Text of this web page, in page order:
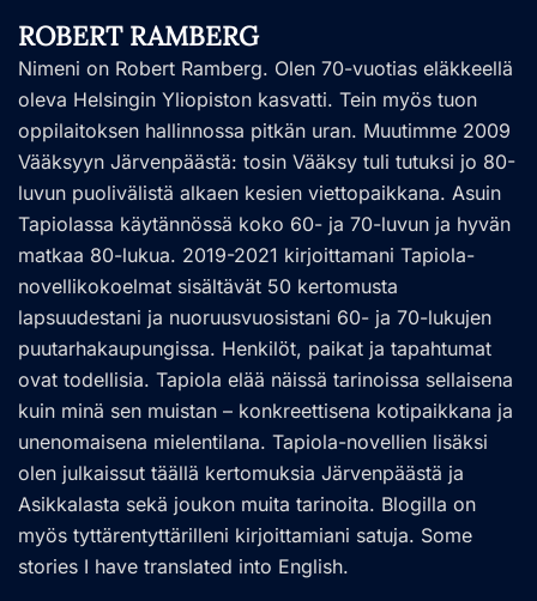
ROBERT RAMBERG
Nimeni on Robert Ramberg. Olen 70-vuotias eläkkeellä
oleva Helsingin Yliopiston kasvatti. Tein myös tuon
oppilaitoksen hallinnossa pitkän uran. Muutimme 2009
Vääksyyn Järvenpäästä: tosin Vääksy tuli tutuksi jo 80-
luvun puolivälistä alkaen kesien viettopaikkana. Asuin
Tapiolassa käytännössä koko 60- ja 70-luvun ja hyvän
matkaa 80-lukua. 2019-2021 kirjoittamani Tapiola-
novellikokoelmat sisältävät 50 kertomusta
lapsuudestani ja nuoruusvuosistani 60- ja 70-lukujen
puutarhakaupungissa. Henkilöt, paikat ja tapahtumat
ovat todellisia. Tapiola elää näissä tarinoissa sellaisena
kuin minä sen muistan – konkreettisena kotipaikkana ja
unenomaisena mielentilana. Tapiola-novellien lisäksi
olen julkaissut täällä kertomuksia Järvenpäästä ja
Asikkalasta sekä joukon muita tarinoita. Blogilla on
myös tyttärentyttärilleni kirjoittamiani satuja. Some
stories I have translated into English.